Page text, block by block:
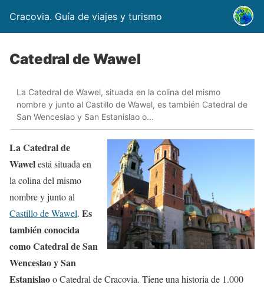
Cracovia. Guía de viajes y turismo
Catedral de Wawel
La Catedral de Wawel, situada en la colina del mismo
nombre y junto al Castillo de Wawel, es también Catedral de
San Wenceslao y San Estanislao o...
La Catedral de
Wawelestá situada en
la colina del mismo
nombre y junto al
Castillo de Wawel. Es
también conocida
como Catedral de San
Wenceslao y San
Estanislaoo Catedral de Cracovia. Tiene una historia de 1.000